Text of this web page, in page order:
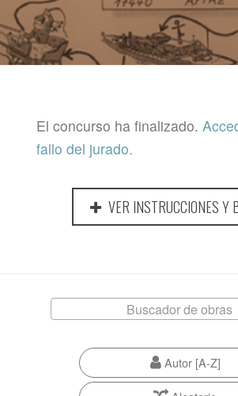
El concurso ha finalizado.
fallo del jurado.
VER INSTRUCCIONES Y
Buscador de obras
Autor [A-Z]